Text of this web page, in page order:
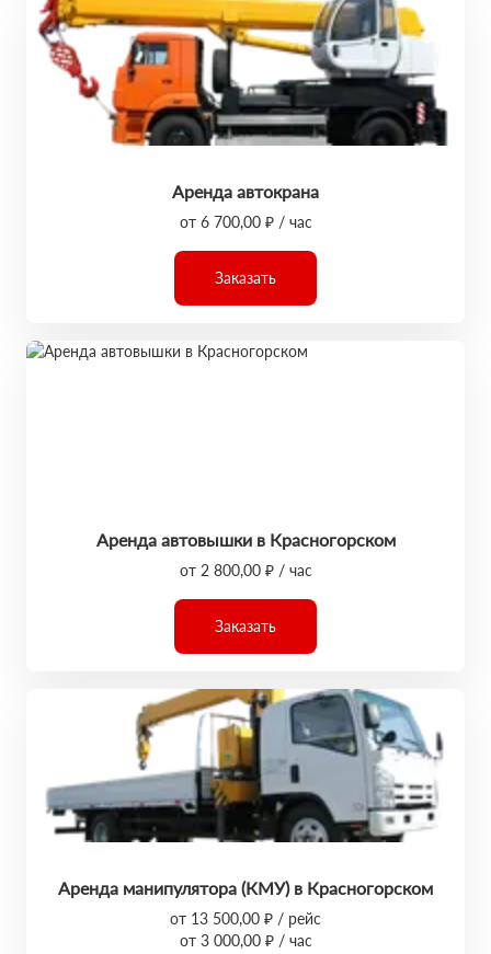
Аренда автокрана
от 6 700,00 ₽ / час
Заказать
Аренда автовышки в Красногорском
от 2 800,00 ₽ / час
Заказать
Аренда манипулятора (КМУ) в Красногорском
от 13 500,00 ₽ / рейс
от 3 000,00 ₽ / час